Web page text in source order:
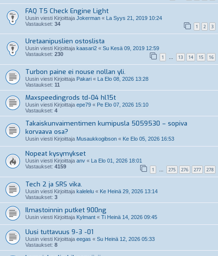
FAQ T5 Check Engine Light
Uusin viesti Kirjoittaja Jokerman « La Syys 21, 2019 10:24
Vastaukset: 34 1 2 3
Uretaanipuslien ostoslista
Uusin viesti Kirjoittaja kaasari2 « Su Kesä 09, 2019 12:59
Vastaukset: 230 1 … 13 14 15 16
Turbon paine ei nouse nollan yli.
Uusin viesti Kirjoittaja Pakari « La Elo 08, 2026 13:28
Vastaukset: 11
Maxspeedingrods td-04 hl15t
Uusin viesti Kirjoittaja epe79 « Pe Elo 07, 2026 15:10
Vastaukset: 4
Takaiskunvaimentimen kumipusla 5059530 – sopiva
korvaava osa?
Uusin viesti Kirjoittaja Musaukkogibson « Ke Elo 05, 2026 16:53
Nopeat kysymykset
Uusin viesti Kirjoittaja anv « La Elo 01, 2026 18:01
Vastaukset: 4159 1 … 275 276 277 278
Tech 2 ja SRS vika.
Uusin viesti Kirjoittaja kalelelu « Ke Heinä 29, 2026 13:14
Vastaukset: 3
Ilmastoinnin putket 900ng
Uusin viesti Kirjoittaja Kylmant « Ti Heinä 14, 2026 09:45
Uusi tuttavuus 9-3 -01
Uusin viesti Kirjoittaja eegas « Su Heinä 12, 2026 05:33
Vastaukset: 8